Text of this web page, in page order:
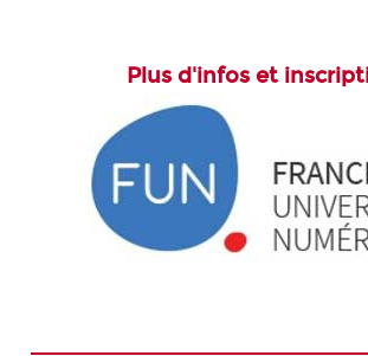
Plus d'infos et